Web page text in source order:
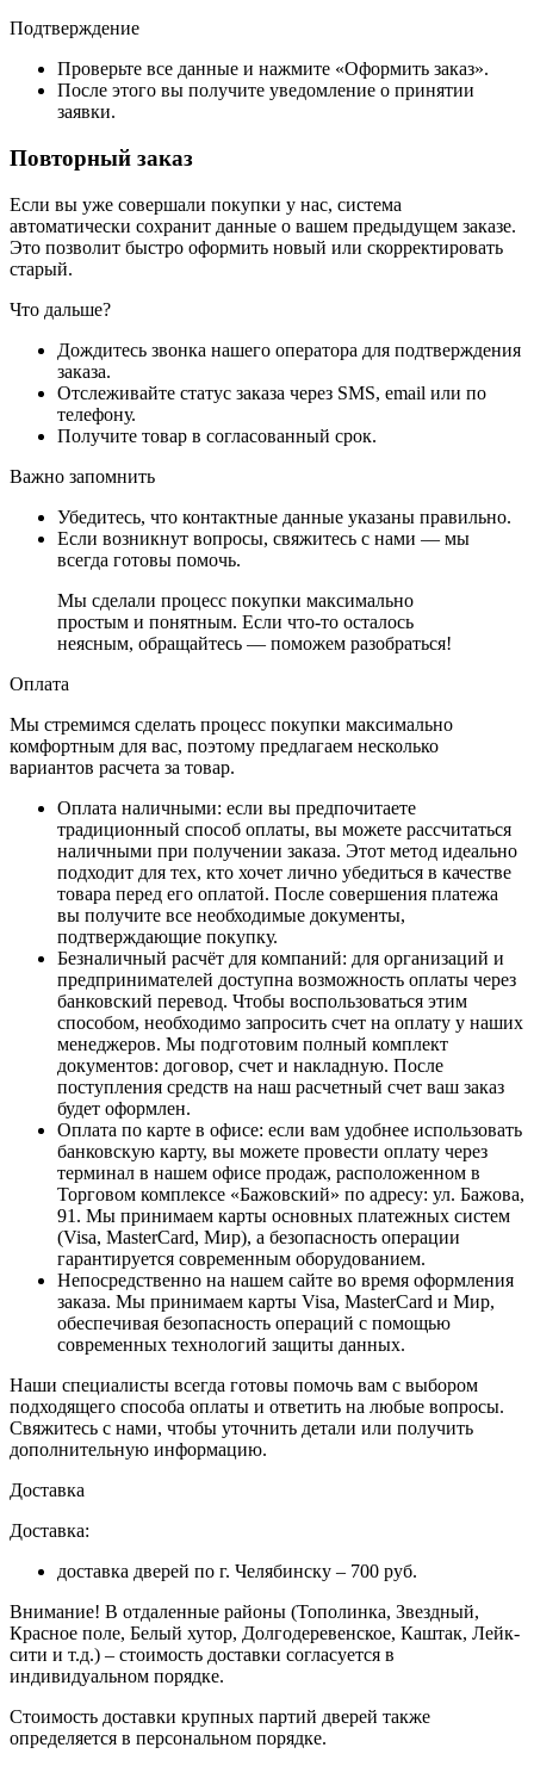
Подтверждение
Проверьте все данные и нажмите «Оформить заказ».
После этого вы получите уведомление о принятии
заявки.
Повторный заказ
Если вы уже совершали покупки у нас, система
автоматически сохранит данные о вашем предыдущем заказе.
Это позволит быстро оформить новый или скорректировать
старый.
Что дальше?
Дождитесь звонка нашего оператора для подтверждения
заказа.
Отслеживайте статус заказа через SMS, email или по
телефону.
Получите товар в согласованный срок.
Важно запомнить
Убедитесь, что контактные данные указаны правильно.
Если возникнут вопросы, свяжитесь с нами — мы
всегда готовы помочь.
Мы сделали процесс покупки максимально
простым и понятным. Если что-то осталось
неясным, обращайтесь — поможем разобраться!
Оплата
Мы стремимся сделать процесс покупки максимально
комфортным для вас, поэтому предлагаем несколько
вариантов расчета за товар.
Оплата наличными: если вы предпочитаете
традиционный способ оплаты, вы можете рассчитаться
наличными при получении заказа. Этот метод идеально
подходит для тех, кто хочет лично убедиться в качестве
товара перед его оплатой. После совершения платежа
вы получите все необходимые документы,
подтверждающие покупку.
Безналичный расчёт для компаний: для организаций и
предпринимателей доступна возможность оплаты через
банковский перевод. Чтобы воспользоваться этим
способом, необходимо запросить счет на оплату у наших
менеджеров. Мы подготовим полный комплект
документов: договор, счет и накладную. После
поступления средств на наш расчетный счет ваш заказ
будет оформлен.
Оплата по карте в офисе: если вам удобнее использовать
банковскую карту, вы можете провести оплату через
терминал в нашем офисе продаж, расположенном в
Торговом комплексе «Бажовский» по адресу: ул. Бажова,
91. Мы принимаем карты основных платежных систем
(Visa, MasterCard, Мир), а безопасность операции
гарантируется современным оборудованием.
Непосредственно на нашем сайте во время оформления
заказа. Мы принимаем карты Visa, MasterCard и Мир,
обеспечивая безопасность операций с помощью
современных технологий защиты данных.
Наши специалисты всегда готовы помочь вам с выбором
подходящего способа оплаты и ответить на любые вопросы.
Свяжитесь с нами, чтобы уточнить детали или получить
дополнительную информацию.
Доставка
Доставка:
доставка дверей по г. Челябинску – 700 руб.
Внимание! В отдаленные районы (Тополинка, Звездный,
Красное поле, Белый хутор, Долгодеревенское, Каштак, Лейк-
сити и т.д.) – стоимость доставки согласуется в
индивидуальном порядке.
Стоимость доставки крупных партий дверей также
определяется в персональном порядке.